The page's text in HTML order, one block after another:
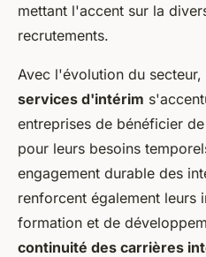
mettant l'accent sur la
recrutements.
Avec l'évolution du secteur,
services d'intérim
entreprises de bénéficier
pour leurs besoins
engagement durable des
renforcent également leurs
formation et de
continuité des carrières